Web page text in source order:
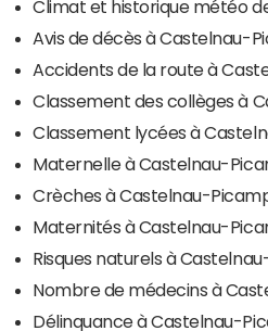
Climat et historique météo
Avis de décès à Castelnau-
Accidents de la route à
Classement des collèges à
Classement lycées à
Maternelle à Castelnau-
Crèches à Castelnau-
Maternités à Castelnau-
Risques naturels à
Nombre de médecins à
Délinquance à Castelnau-